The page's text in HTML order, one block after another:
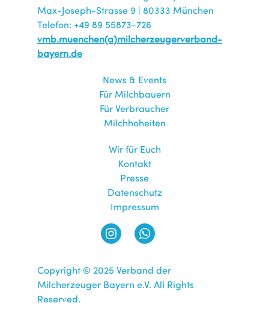
Max-Joseph-Strasse 9 | 80333 München
Telefon: +49 89 55873-726
vmb.muenchen(a)milcherzeugerverband-
bayern.de
News & Events
Für Milchbauern
Für Verbraucher
Milchhoheiten
Wir für Euch
Kontakt
Presse
Datenschutz
Impressum
Copyright © 2025 Verband der
Milcherzeuger Bayern e.V. All Rights
Reserved.